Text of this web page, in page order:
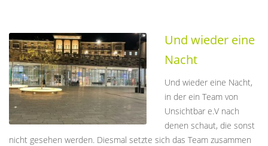
Und wieder eine
Nacht
Und wieder eine Nacht,
in der ein Team von
Unsichtbar e.V nach
denen schaut, die sonst
nicht gesehen werden. Diesmal setzte sich das Team zusammen